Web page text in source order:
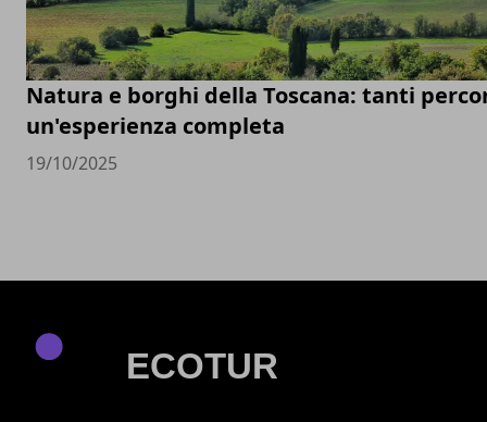
Natura e borghi della Toscana: tanti
un'esperienza completa
19/10/2025